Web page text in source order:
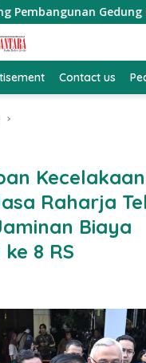
Gedung
Contact us
Raharja
Biaya
8 RS